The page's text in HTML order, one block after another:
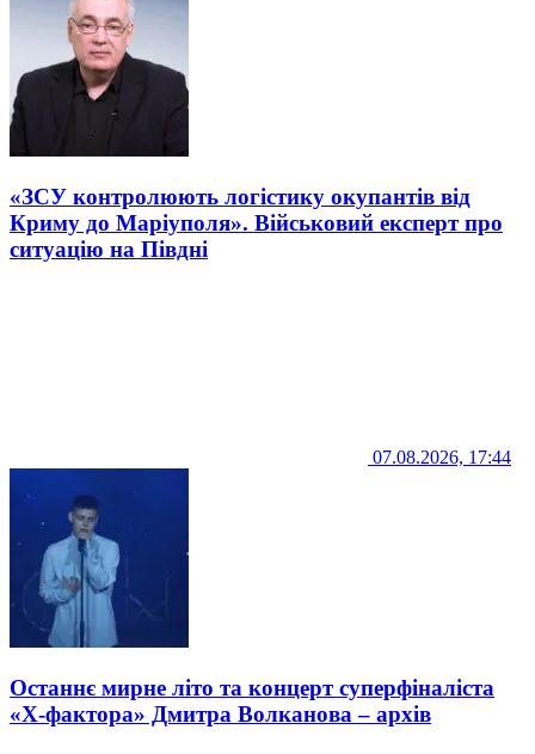
«ЗСУ контролюють логістику окупантів від
Криму до Маріуполя». Військовий експерт про
ситуацію на Півдні
07.08.2026, 17:44
Останнє мирне літо та концерт суперфіналіста
«Х-фактора» Дмитра Волканова – архів